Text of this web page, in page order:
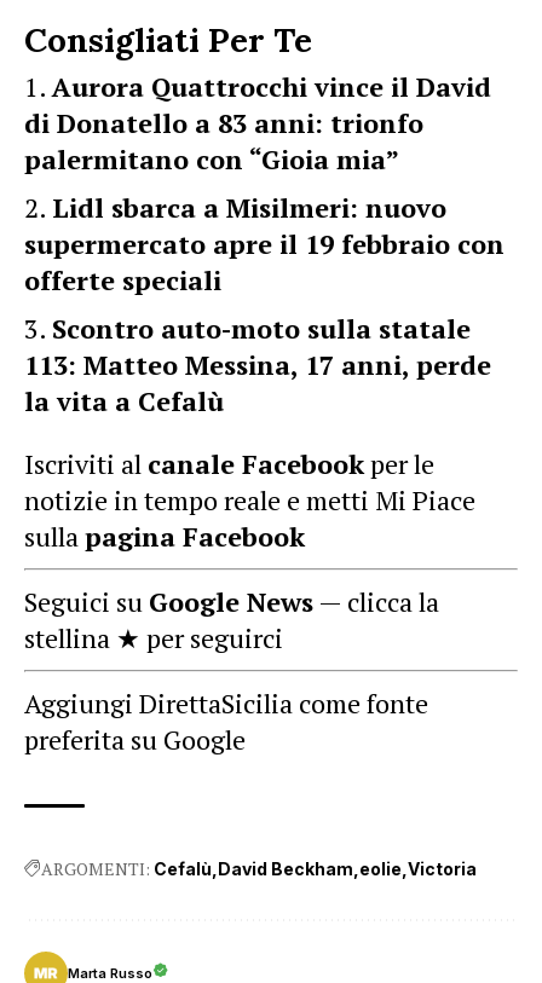
Consigliati Per Te
Aurora Quattrocchi vince il David
di Donatello a 83 anni: trionfo
palermitano con “Gioia mia”
Lidl sbarca a Misilmeri: nuovo
supermercato apre il 19 febbraio con
offerte speciali
Scontro auto-moto sulla statale
113: Matteo Messina, 17 anni, perde
la vita a Cefalù
Iscriviti al canale Facebookper le
notizie in tempo reale e metti Mi Piace
sullapagina Facebook
Seguici su Google News — clicca la
stellina ★ per seguirci
Aggiungi DirettaSicilia come fonte
preferita su Google
ARGOMENTI: Cefalù David Beckham eolie Victoria
Marta Russo